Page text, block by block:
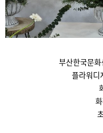
부산한국문
플라워